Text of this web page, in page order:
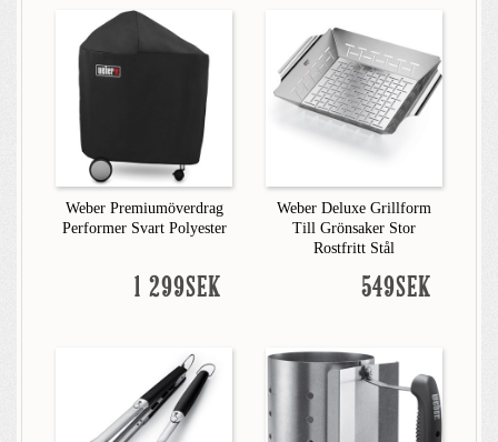
Weber Premiumöverdrag
Performer Svart Polyester
1 299SEK
Weber Deluxe Grillform
Till Grönsaker Stor
Rostfritt Stål
549SEK